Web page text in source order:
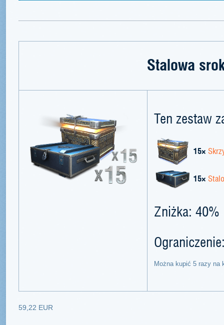
Stalowa
Ten zestaw
15×
15×
Zniżka: 40%
Można kupić 5 razy na
59,22 EUR